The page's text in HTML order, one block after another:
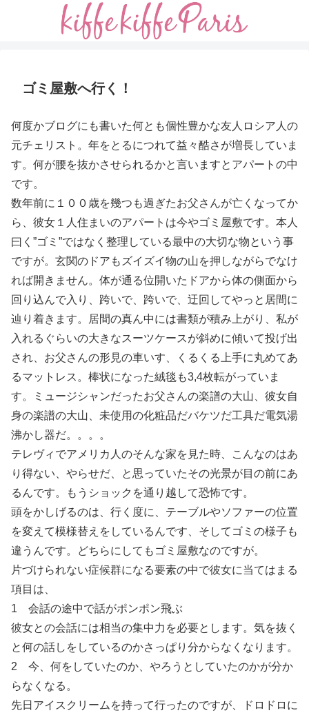
ゴミ屋敷へ行く！
何度かブログにも書いた何とも個性豊かな友人ロシア人の
元チェリスト。年をとるにつれて益々酷さが増長していま
す。何が腰を抜かさせられるかと言いますとアパートの中
です。
数年前に１００歳を幾つも過ぎたお父さんが亡くなってか
ら、彼女１人住まいのアパートは今やゴミ屋敷です。本人
曰く”ゴミ”ではなく整理している最中の大切な物という事
ですが。玄関のドアもズイズイ物の山を押しながらでなけ
れば開きません。体が通る位開いたドアから体の側面から
回り込んで入り、跨いで、跨いで、迂回してやっと居間に
辿り着きます。居間の真ん中には書類が積み上がり、私が
入れるぐらいの大きなスーツケースが斜めに傾いて投げ出
され、お父さんの形見の車いす、くるくる上手に丸めてあ
るマットレス。棒状になった絨毯も3,4枚転がっていま
す。ミュージシャンだったお父さんの楽譜の大山、彼女自
身の楽譜の大山、未使用の化粧品だバケツだ工具だ電気湯
沸かし器だ。。。。
テレヴィでアメリカ人のそんな家を見た時、こんなのはあ
り得ない、やらせだ、と思っていたその光景が目の前にあ
るんです。もうショックを通り越して恐怖です。
頭をかしげるのは、行く度に、テーブルやソファーの位置
を変えて模様替えをしているんです、そしてゴミの様子も
違うんです。どちらにしてもゴミ屋敷なのですが。
片づけられない症候群になる要素の中で彼女に当てはまる
項目は、
1 会話の途中で話がポンポン飛ぶ
彼女との会話には相当の集中力を必要とします。気を抜く
と何の話しをしているのかさっぱり分からなくなります。
2 今、何をしていたのか、やろうとしていたのかが分か
らなくなる。
先日アイスクリームを持って行ったのですが、ドロドロに